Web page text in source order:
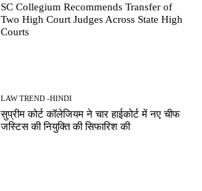
SC Collegium Recommends Transfer of
Two High Court Judges Across State High
Courts
LAW TREND -HINDI
सुप्रीम कोर्ट कॉलेजियम ने चार हाईकोर्ट में नए चीफ
जस्टिस की नियुक्ति की सिफारिश की